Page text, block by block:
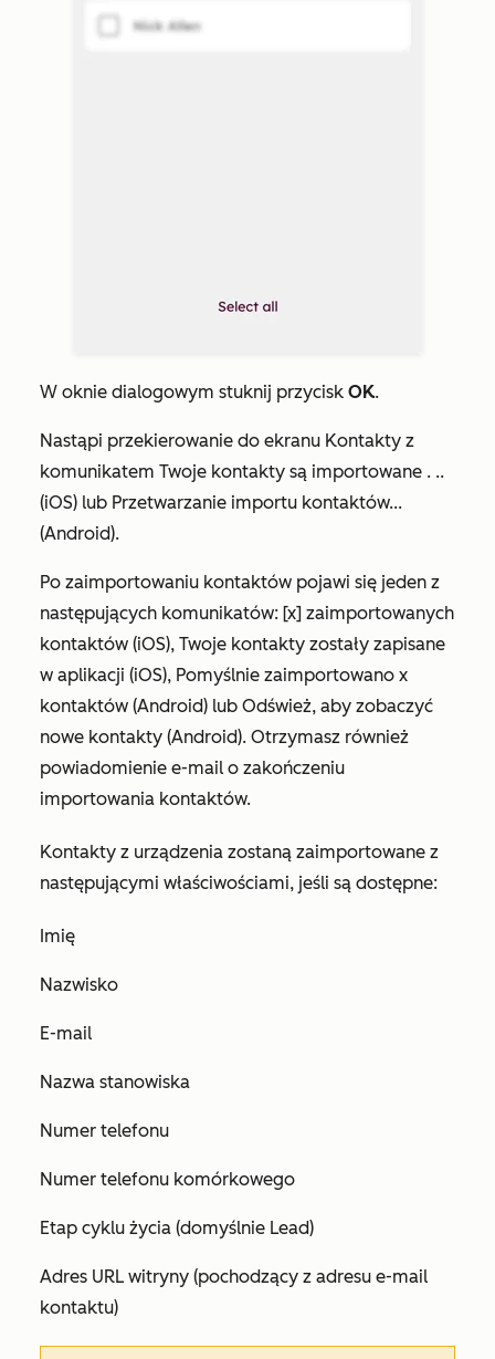
W oknie dialogowym stuknij przycisk OK.
Nastąpi przekierowanie do ekranu Kontakty z
komunikatem Twoje kontakty są importowane . ..
(iOS) lub Przetwarzanie importu kontaktów...
(Android).
Po zaimportowaniu kontaktów pojawi się jeden z
następujących komunikatów: [x] zaimportowanych
kontaktów (iOS), Twoje kontakty zostały zapisane
w aplikacji (iOS), Pomyślnie zaimportowano x
kontaktów (Android) lub Odśwież, aby zobaczyć
nowe kontakty (Android). Otrzymasz również
powiadomienie e-mail o zakończeniu
importowania kontaktów.
Kontakty z urządzenia zostaną zaimportowane z
następującymi właściwościami, jeśli są dostępne:
Imię
Nazwisko
E-mail
Nazwa stanowiska
Numer telefonu
Numer telefonu komórkowego
Etap cyklu życia (domyślnie Lead)
Adres URL witryny (pochodzący z adresu e-mail
kontaktu)